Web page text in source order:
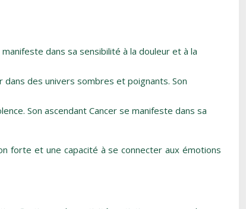
dans sa sensibilité à la douleur et à la
dans des univers sombres et poignants. Son
Son ascendant Cancer se manifeste dans sa
forte et une capacité à se connecter aux émotions